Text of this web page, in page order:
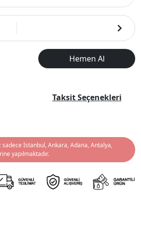
Hemen Al
Taksit Seçenekleri
sadece İstanbul, Ankara, Adana, Antalya,
yapılmaktadır.